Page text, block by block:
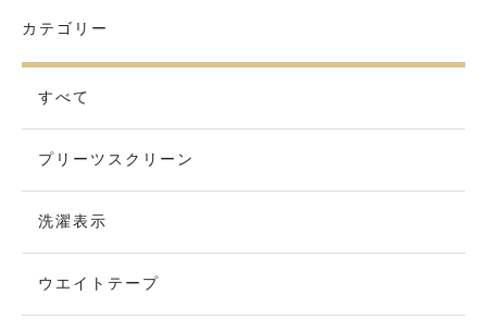
カテゴリー
すべて
プリーツスクリーン
洗濯表示
ウエイトテープ